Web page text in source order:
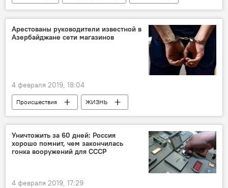
Арестованы руководители известной в
Азербайджане сети магазинов
4 февраля 2019, 18:04
Происшествия
ЖИЗНЬ
Азербайджан
Новости
Уничтожить за 60 дней: Россия
хорошо помнит, чем закончилась
гонка вооружений для СССР
4 февраля 2019, 17:29